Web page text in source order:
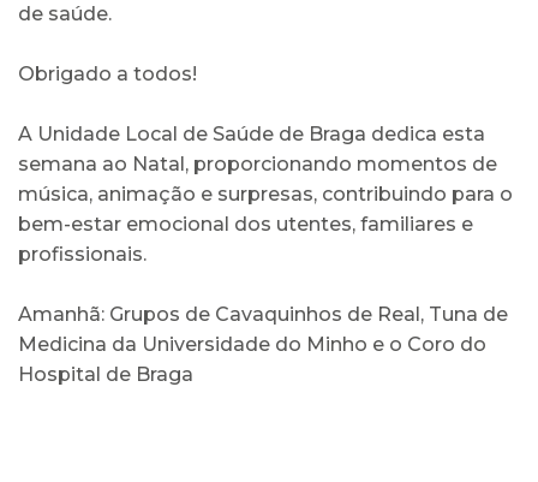
de saúde.
Obrigado a todos!
A Unidade Local de Saúde de Braga dedica esta
semana ao Natal, proporcionando momentos de
música, animação e surpresas, contribuindo para o
bem-estar emocional dos utentes, familiares e
profissionais.
Amanhã: Grupos de Cavaquinhos de Real, Tuna de
Medicina da Universidade do Minho e o Coro do
Hospital de Braga